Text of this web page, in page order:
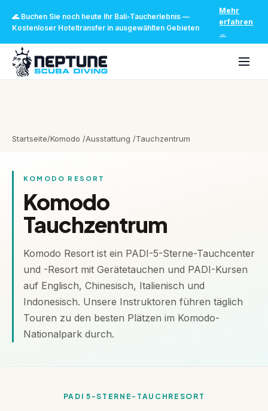
🌊 Buchen Sie noch heute Ihr Bali-Taucherlebnis —
Kostenloser Hoteltransfer in ausgewählten Gebieten
Mehr
erfahren
→
Startseite/Komodo /Ausstattung /Tauchzentrum
KOMODO RESORT
Komodo
Tauchzentrum
Komodo Resort ist ein PADI-5-Sterne-Tauchcenter
und -Resort mit Gerätetauchen und PADI-Kursen
auf Englisch, Chinesisch, Italienisch und
Indonesisch. Unsere Instruktoren führen täglich
Touren zu den besten Plätzen im Komodo-
Nationalpark durch.
PADI 5-STERNE-TAUCHRESORT